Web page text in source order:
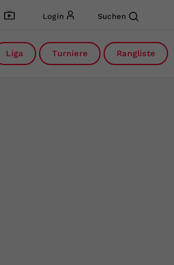
Login Suchen
Liga Turniere Rangliste